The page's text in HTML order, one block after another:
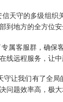
天守的多级组织
到地方的全方位安
属客服群，确保
线远程服务，让
让我们有了全
问题效率高，极